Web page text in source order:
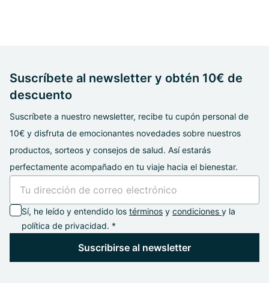
Suscríbete al newsletter y obtén 10€ de
descuento
Suscríbete a nuestro newsletter, recibe tu cupón personal de
10€ y disfruta de emocionantes novedades sobre nuestros
productos, sorteos y consejos de salud. Así estarás
perfectamente acompañado en tu viaje hacia el bienestar.
Sí, he leído y entendido los términos y condiciones y la
política de privacidad. *
Suscribirse al newsletter